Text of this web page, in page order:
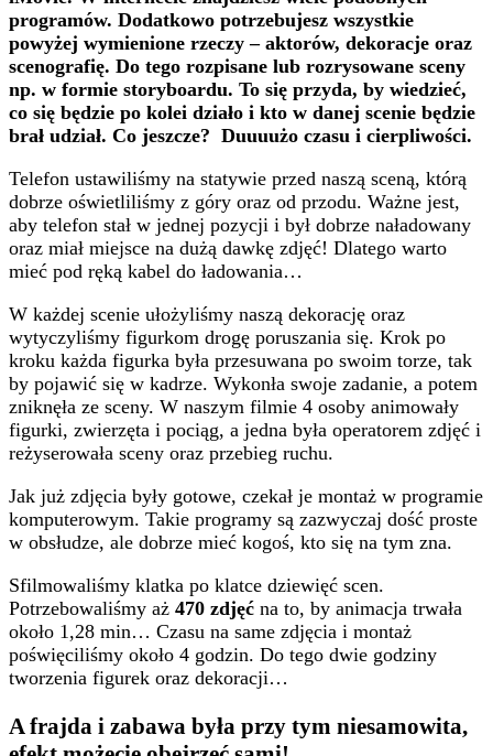
programów. Dodatkowo potrzebujesz wszystkie
powyżej wymienione rzeczy – aktorów, dekoracje oraz
scenografię. Do tego rozpisane lub rozrysowane sceny
np. w formie storyboardu. To się przyda, by wiedzieć,
co się będzie po kolei działo i kto w danej scenie będzie
brał udział. Co jeszcze? Duuuużo czasu i cierpliwości.
Telefon ustawiliśmy na statywie przed naszą sceną, którą
dobrze oświetliliśmy z góry oraz od przodu. Ważne jest,
aby telefon stał w jednej pozycji i był dobrze naładowany
oraz miał miejsce na dużą dawkę zdjęć! Dlatego warto
mieć pod ręką kabel do ładowania…
W każdej scenie ułożyliśmy naszą dekorację oraz
wytyczyliśmy figurkom drogę poruszania się. Krok po
kroku każda figurka była przesuwana po swoim torze, tak
by pojawić się w kadrze. Wykonła swoje zadanie, a potem
zniknęła ze sceny. W naszym filmie 4 osoby animowały
figurki, zwierzęta i pociąg, a jedna była operatorem zdjęć i
reżyserowała sceny oraz przebieg ruchu.
Jak już zdjęcia były gotowe, czekał je montaż w programie
komputerowym. Takie programy są zazwyczaj dość proste
w obsłudze, ale dobrze mieć kogoś, kto się na tym zna.
Sfilmowaliśmy klatka po klatce dziewięć scen.
Potrzebowaliśmy aż 470 zdjęć na to, by animacja trwała
około 1,28 min… Czasu na same zdjęcia i montaż
poświęciliśmy około 4 godzin. Do tego dwie godziny
tworzenia figurek oraz dekoracji…
A frajda i zabawa była przy tym niesamowita,